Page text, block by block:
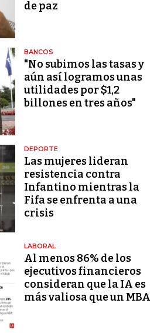
de paz
BANCOS
"No subimos las tasas y
aún así logramos unas
utilidades por $1,2
billones en tres años"
DEPORTE
Las mujeres lideran
resistencia contra
Infantino mientras la
Fifa se enfrenta a una
crisis
LABORAL
Al menos 86% de los
ejecutivos financieros
consideran que la IA es
más valiosa que un MBA